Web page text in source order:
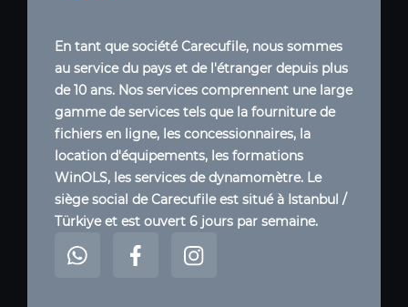
En tant que société Carecufile, nous sommes
au service du pays et de l'étranger depuis plus
de 10 ans. Nos services comprennent une large
gamme de services tels que la fourniture de
fichiers en ligne, les concessionnaires, la
location d'équipements, les formations
WinOLS, les services de dynamomètre. Le
siège social de Carecufile est situé à Istanbul /
Türkiye et est ouvert 6 jours par semaine.